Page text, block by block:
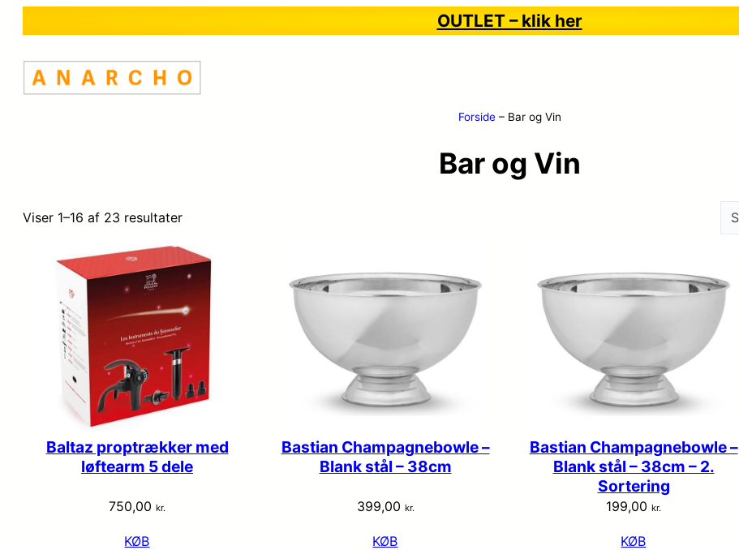
OUTLET – klik her
Forside– Bar og Vin
Bar og Vin
Viser 1–16 af 23 resultater
Baltaz proptrækker med
løftearm 5 dele
750,00 kr.
KØB
Bastian Champagnebowle –
Blank stål – 38cm
399,00 kr.
KØB
Bastian Champagnebowle –
Blank stål – 38cm – 2.
Sortering
199,00 kr.
KØB